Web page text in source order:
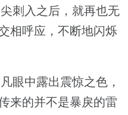
刺入之后，就再也无
相呼应，不断地闪烁
眼中露出震惊之色，
来的并不是暴戾的雷